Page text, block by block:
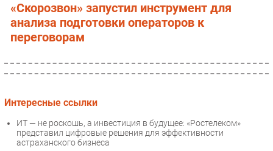
«Скорозвон» запустил инструмент для
анализа подготовки операторов к
переговорам
Интересные ссылки
ИТ — не роскошь, а инвестиция в будущее: «Ростелеком»
представил цифровые решения для эффективности
астраханского бизнеса